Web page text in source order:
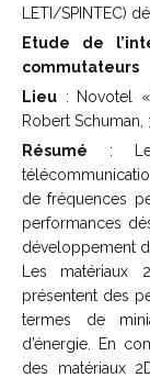
LETI/SPINTEC)
Etude de
commutateurs
Lieu : Novotel
Robert
Résumé : Le
de fréquences
performances
développement
Les matériaux
présentent des
termes de
d’énergie. En
des matériaux